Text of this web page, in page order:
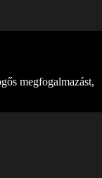
megfogalmazást,